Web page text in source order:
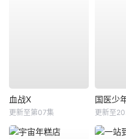
血战X
更新至第07集
国医少
更新至